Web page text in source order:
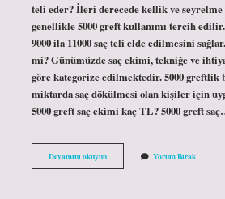
teli eder? İleri derecede kellik ve
genellikle 5000 greft kullanımı tercih
9000 ila 11000 saç teli elde edilmesini
mi? Günümüzde saç ekimi, tekniğe ve
göre kategorize edilmektedir. 5000 greftlik
miktarda saç dökülmesi olan kişiler için
5000 greft saç ekimi kaç TL? 5000 greft
Devamını okuyun5000
Greft
Yorum Bırak